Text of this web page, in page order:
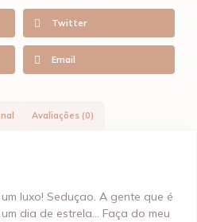
Twitter
Email
Avaliações (0)
luxo! Seduçao. A gente que é
dia de estrela… Faça do meu